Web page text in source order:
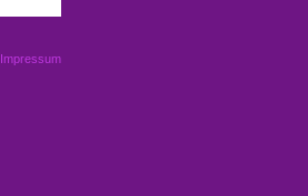
Impressum